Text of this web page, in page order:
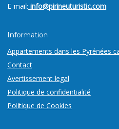
E-mail: info@pirineuturistic.com
Information
Appartements dans les Pyrénées
Contact
Avertissement legal
Politique de confidentialité
Politique de Cookies